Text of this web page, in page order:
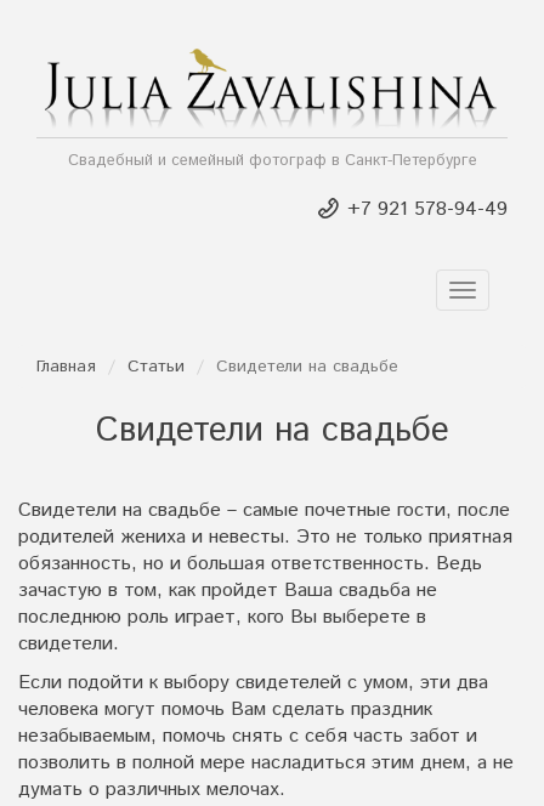
Свадебный и семейный фотограф в Санкт-Петербурге
+7 921 578-94-49
TOGGLE
Главная Статьи Свидетели на свадьбе
Свидетели на свадьбе
Свидетели на свадьбе – самые почетные гости, после
родителей жениха и невесты. Это не только приятная
обязанность, но и большая ответственность. Ведь
зачастую в том, как пройдет Ваша свадьба не
последнюю роль играет, кого Вы выберете в
свидетели.
Если подойти к выбору свидетелей с умом, эти два
человека могут помочь Вам сделать праздник
незабываемым, помочь снять с себя часть забот и
позволить в полной мере насладиться этим днем, а не
думать о различных мелочах.